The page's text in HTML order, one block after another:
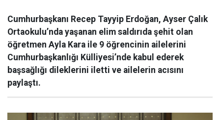
Cumhurbaşkanı Recep Tayyip Erdoğan, Ayser Çalık
Ortaokulu’nda yaşanan elim saldırıda şehit olan
öğretmen Ayla Kara ile 9 öğrencinin ailelerini
Cumhurbaşkanlığı Külliyesi’nde kabul ederek
başsağlığı dileklerini iletti ve ailelerin acısını
paylaştı.